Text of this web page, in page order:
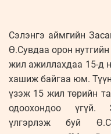
Сэлэнгэ аймгийн
Ө.Сувдаа орон
жил ажиллахдаа 15-д
хашиж байгаа юм.
үзэж 15 жил төрийн
одоохондоо үгүй.
үлгэрлэж буй